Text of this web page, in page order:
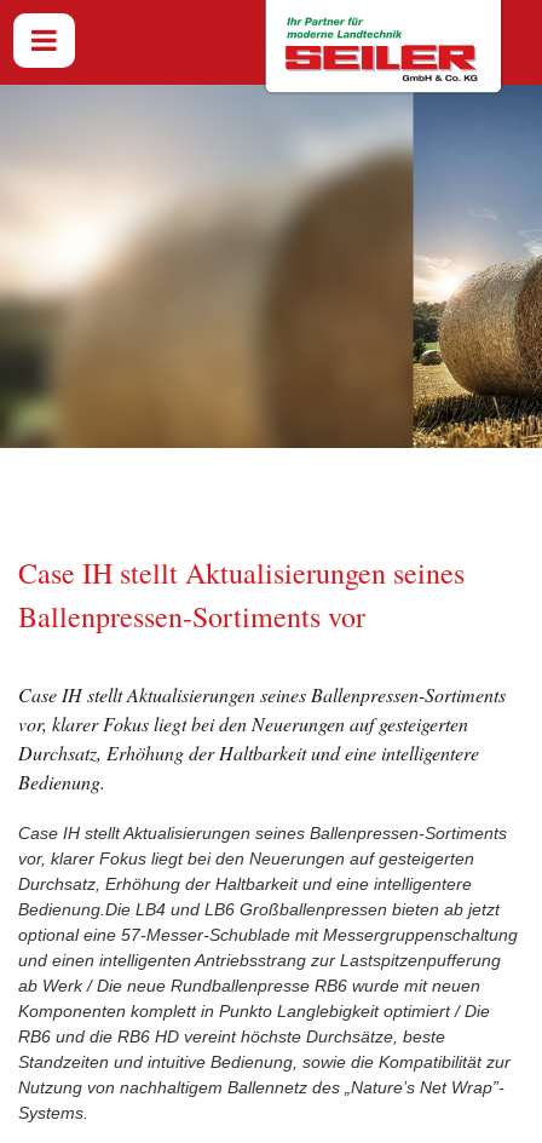
Case IH stellt Aktualisierungen seines
Ballenpressen-Sortiments vor
Case IH stellt Aktualisierungen seines Ballenpressen-Sortiments
vor, klarer Fokus liegt bei den Neuerungen auf gesteigerten
Durchsatz, Erhöhung der Haltbarkeit und eine intelligentere
Bedienung.
Case IH stellt Aktualisierungen seines Ballenpressen-Sortiments
vor, klarer Fokus liegt bei den Neuerungen auf gesteigerten
Durchsatz, Erhöhung der Haltbarkeit und eine intelligentere
Bedienung.Die LB4 und LB6 Großballenpressen bieten ab jetzt
optional eine 57-Messer-Schublade mit Messergruppenschaltung
und einen intelligenten Antriebsstrang zur Lastspitzenpufferung
ab Werk / Die neue Rundballenpresse RB6 wurde mit neuen
Komponenten komplett in Punkto Langlebigkeit optimiert / Die
RB6 und die RB6 HD vereint höchste Durchsätze, beste
Standzeiten und intuitive Bedienung, sowie die Kompatibilität zur
Nutzung von nachhaltigem Ballennetz des „Nature’s Net Wrap”-
Systems.